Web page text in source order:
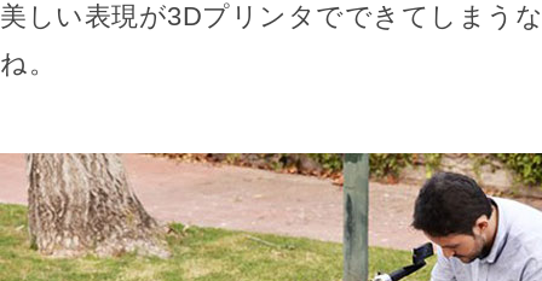
美しい表現が3Dプリンタでできてしまう
ね。